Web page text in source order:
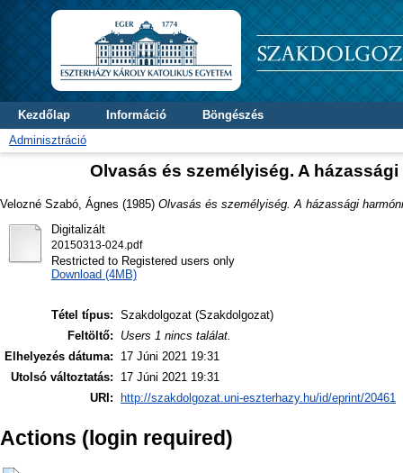
Kezdőlap Információ
Böngészés
Adminisztráció
Olvasás és személyiség. A
Velozné Szabó, Ágnes (1985) Olvasás és személyiség. A házassági
Digitalizált
20150313-024.pdf
Restricted to Registered users only
Download (4MB)
Tétel típus: Szakdolgozat (Szakdolgozat)
Feltöltő:
Users 1 nincs találat.
Elhelyezés dátuma:
17 Júni 2021 19:31
Utolsó változtatás:
17 Júni 2021 19:31
URI:
http://szakdolgozat.uni-eszterhazy.hu/id/eprint/20461
Actions (login required)